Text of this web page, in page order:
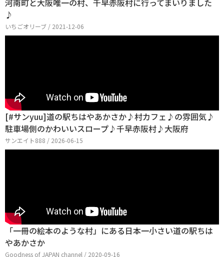
河南町と大阪唯一の村、千早赤阪村に行ってまいりました
♪
いちごオリーブ / 2021-12-06
[#サンyuu]道の駅ちはやあかさか♪村カフェ♪の雰囲気♪
駐車場側のかわいいスロープ♪千早赤阪村♪大阪府
サンエイト888 / 2026-06-15
「一冊の絵本のような村」にある日本一小さい道の駅ちは
やあかさか
Goodness of JAPAN channel / 2020-09-16